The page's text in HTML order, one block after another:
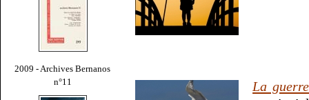
2009 - Archives Bernanos
n°11
La